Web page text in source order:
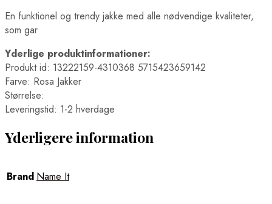
En funktionel og trendy jakke med alle nødvendige kvaliteter,
som gar
Yderlige produktinformationer:
Produkt id: 13222159-4310368 5715423659142
Farve: Rosa Jakker
Størrelse:
Leveringstid: 1-2 hverdage
Yderligere information
Brand Name It